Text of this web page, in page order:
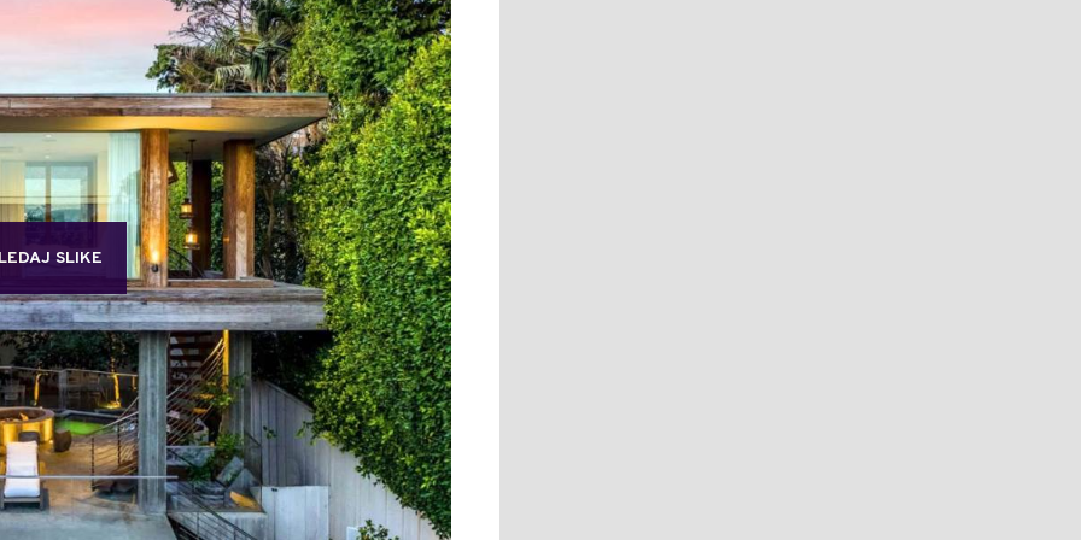
SLIKE